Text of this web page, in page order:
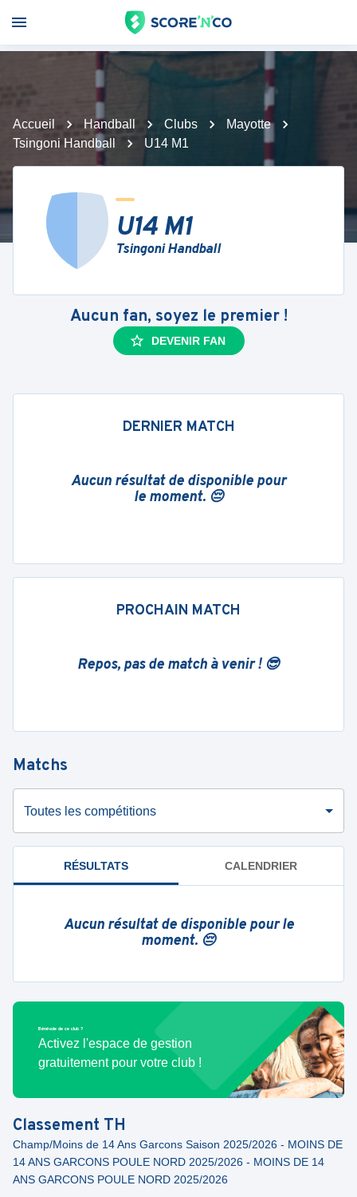
Accueil Handball Clubs
Mayotte
Tsingoni Handball
U14 M1
U14 M1
Tsingoni Handball
Aucun fan, soyez le premier !
DEVENIR FAN
DERNIER MATCH
Aucun résultat de disponible pour
le moment. 😔
PROCHAIN MATCH
Repos, pas de match à venir ! 😎
Matchs
Toutes les compétitions
RÉSULTATS CALENDRIER
Aucun résultat de disponible pour le
moment. 😔
Bénévole de ce club ?
Activez l'espace de gestion
gratuitement pour votre club !
Classement TH
Champ/Moins de 14 Ans Garcons Saison 2025/2026 - MOINS DE
14 ANS GARCONS POULE NORD 2025/2026 - MOINS DE 14
ANS GARCONS POULE NORD 2025/2026